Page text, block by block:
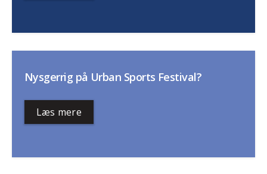
Nysgerrig på Urban Sports Festival?
Læs mere